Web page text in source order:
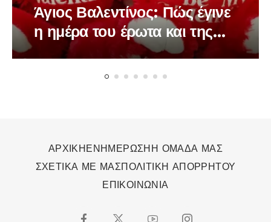
Άγιος Βαλεντίνος: Πώς έγινε
η ημέρα του έρωτα και της
αγάπης
ΑΡΧΙΚΗΕΝΗΜΕΡΩΣΗΗ ΟΜΑΔΑ ΜΑΣ
ΣΧΕΤΙΚΑ ΜΕ ΜΑΣΠΟΛΙΤΙΚΗ ΑΠΟΡΡΗΤΟΥ
ΕΠΙΚΟΙΝΩΝΙΑ